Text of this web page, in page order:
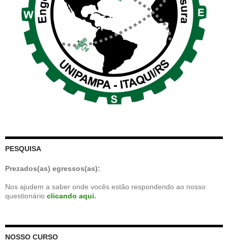
PESQUISA
Prezados(as) egressos(as):
Nos ajudem a saber onde vocês estão respondendo ao nosso
questionário clicando aqui.
NOSSO CURSO